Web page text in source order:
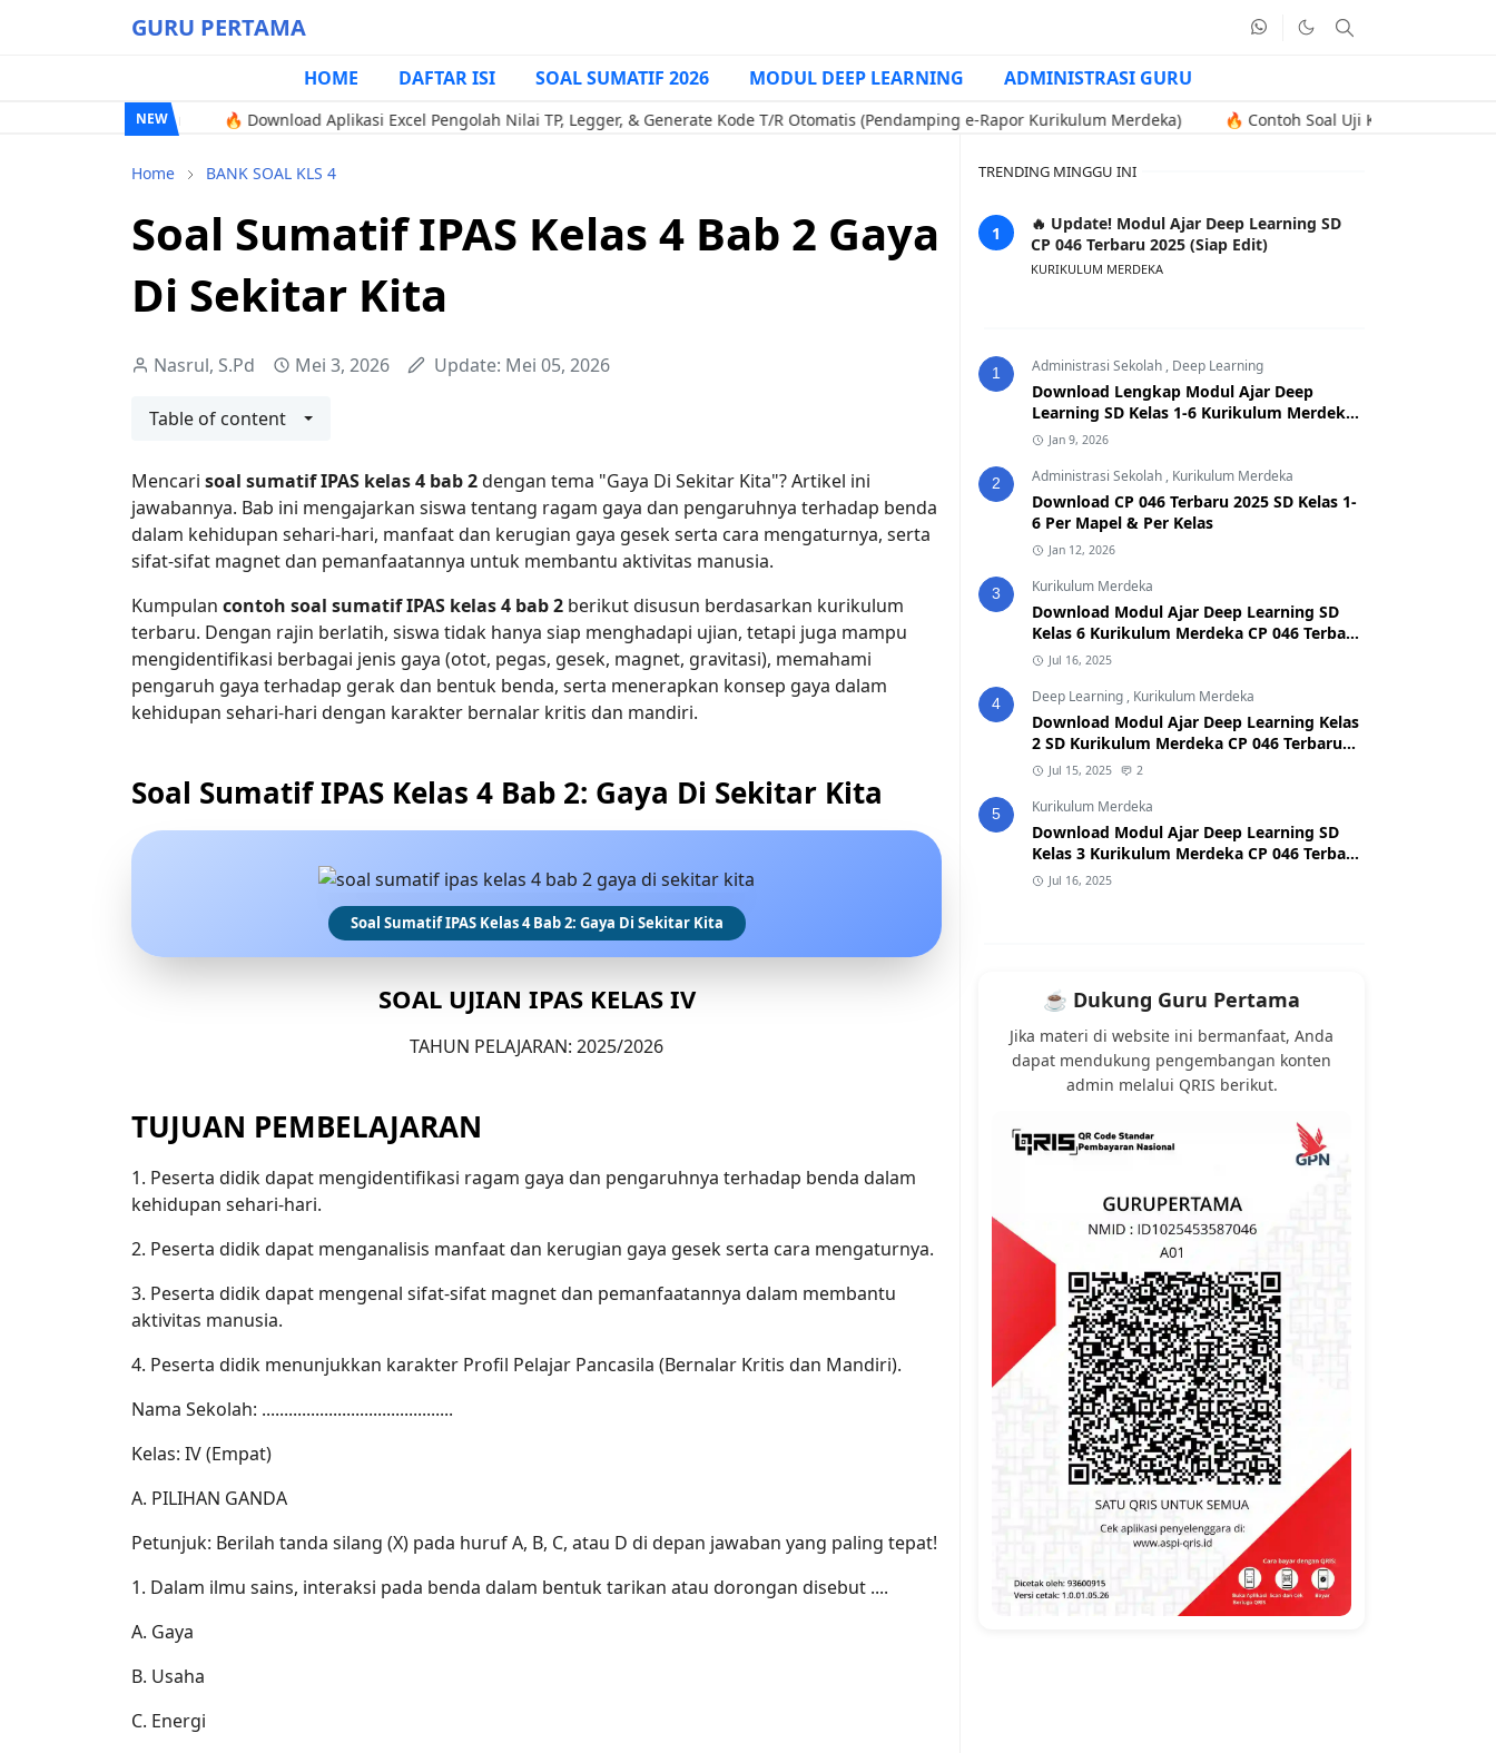
GURU PERTAMA
HOME DAFTAR ISI SOAL SUMATIF 2026 MODUL DEEP LEARNING ADMINISTRASI GURU
NEW
🔥 Download Aplikasi Excel Pengolah Nilai TP, Legger, & Generate Kode T/R Otomatis (Pendamping e-Rapor Kurikulum Merdeka) 🔥 Contoh Soal Uji Kompetensi Kenaikan
Home BANK SOAL KLS 4
Soal Sumatif IPAS Kelas 4 Bab 2 Gaya
Di Sekitar Kita
Nasrul, S.Pd Mei 3, 2026 Update: Mei 05, 2026
Table of content
Mencari soal sumatif IPAS kelas 4 bab 2dengan tema "Gaya Di Sekitar Kita"? Artikel ini
jawabannya. Bab ini mengajarkan siswa tentang ragam gaya dan pengaruhnya terhadap benda
dalam kehidupan sehari-hari, manfaat dan kerugian gaya gesek serta cara mengaturnya, serta
sifat-sifat magnet dan pemanfaatannya untuk membantu aktivitas manusia.
Kumpulan contoh soal sumatif IPAS kelas 4 bab 2 berikut disusun berdasarkan kurikulum
terbaru. Dengan rajin berlatih, siswa tidak hanya siap menghadapi ujian, tetapi juga mampu
mengidentifikasi berbagai jenis gaya (otot, pegas, gesek, magnet, gravitasi), memahami
pengaruh gaya terhadap gerak dan bentuk benda, serta menerapkan konsep gaya dalam
kehidupan sehari-hari dengan karakter bernalar kritis dan mandiri.
Soal Sumatif IPAS Kelas 4 Bab 2: Gaya Di Sekitar Kita
Soal Sumatif IPAS Kelas 4 Bab 2: Gaya Di Sekitar Kita
SOAL UJIAN IPAS KELAS IV
TAHUN PELAJARAN: 2025/2026
TUJUAN PEMBELAJARAN
1. Peserta didik dapat mengidentifikasi ragam gaya dan pengaruhnya terhadap benda dalam
kehidupan sehari-hari.
2. Peserta didik dapat menganalisis manfaat dan kerugian gaya gesek serta cara mengaturnya.
3. Peserta didik dapat mengenal sifat-sifat magnet dan pemanfaatannya dalam membantu
aktivitas manusia.
4. Peserta didik menunjukkan karakter Profil Pelajar Pancasila (Bernalar Kritis dan Mandiri).
Nama Sekolah: ...........................................
Kelas: IV (Empat)
A. PILIHAN GANDA
Petunjuk: Berilah tanda silang (X) pada huruf A, B, C, atau D di depan jawaban yang paling tepat!
1. Dalam ilmu sains, interaksi pada benda dalam bentuk tarikan atau dorongan disebut ....
A. Gaya
B. Usaha
C. Energi
TRENDING MINGGU INI
🔥 Update! Modul Ajar Deep Learning SD
CP 046 Terbaru 2025 (Siap Edit)
KURIKULUM MERDEKA
1 Administrasi Sekolah , Deep Learning
Download Lengkap Modul Ajar Deep
Learning SD Kelas 1-6 Kurikulum Merdeka
CP 046 Terbaru 2025
Jan 9, 2026
2 Administrasi Sekolah , Kurikulum Merdeka
Download CP 046 Terbaru 2025 SD Kelas 1-
6 Per Mapel & Per Kelas
Jan 12, 2026
3 Kurikulum Merdeka
Download Modul Ajar Deep Learning SD
Kelas 6 Kurikulum Merdeka CP 046 Terbaru
2025Jul 16, 2025
4 Deep Learning , Kurikulum Merdeka
Download Modul Ajar Deep Learning Kelas
2 SD Kurikulum Merdeka CP 046 Terbaru
2026/2027 (Format Word & PDF)
Jul 15, 2025 2
5 Kurikulum Merdeka
Download Modul Ajar Deep Learning SD
Kelas 3 Kurikulum Merdeka CP 046 Terbaru
2025Jul 16, 2025
☕ Dukung Guru Pertama
Jika materi di website ini bermanfaat, Anda
dapat mendukung pengembangan konten
admin melalui QRIS berikut.